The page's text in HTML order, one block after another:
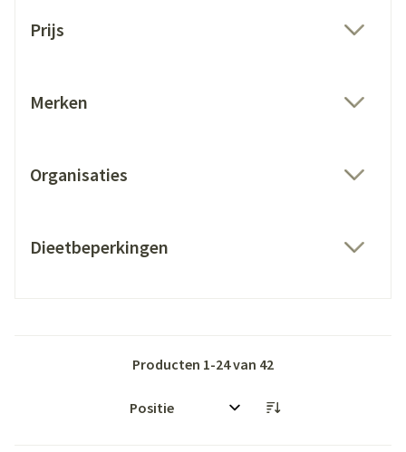
Prijs
Merken
Organisaties
Dieetbeperkingen
Producten 1-24van 42
Sorteer op: